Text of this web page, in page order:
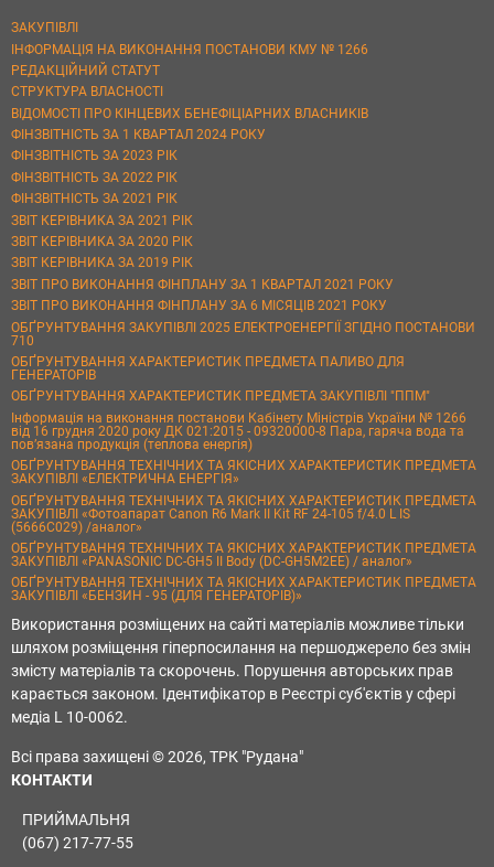
ЗАКУПІВЛІ
ІНФОРМАЦІЯ НА ВИКОНАННЯ ПОСТАНОВИ КМУ № 1266
РЕДАКЦІЙНИЙ СТАТУТ
СТРУКТУРА ВЛАСНОСТІ
ВІДОМОСТІ ПРО КІНЦЕВИХ БЕНЕФІЦІАРНИХ ВЛАСНИКІВ
ФІНЗВІТНІСТЬ ЗА 1 КВАРТАЛ 2024 РОКУ
ФІНЗВІТНІСТЬ ЗА 2023 РІК
ФІНЗВІТНІСТЬ ЗА 2022 РІК
ФІНЗВІТНІСТЬ ЗА 2021 РІК
ЗВІТ КЕРІВНИКА ЗА 2021 РІК
ЗВІТ КЕРІВНИКА ЗА 2020 РІК
ЗВІТ КЕРІВНИКА ЗА 2019 РІК
ЗВІТ ПРО ВИКОНАННЯ ФІНПЛАНУ ЗА 1 КВАРТАЛ 2021 РОКУ
ЗВІТ ПРО ВИКОНАННЯ ФІНПЛАНУ ЗА 6 МІСЯЦІВ 2021 РОКУ
ОБҐРУНТУВАННЯ ЗАКУПІВЛІ 2025 ЕЛЕКТРОЕНЕРГІЇ ЗГІДНО ПОСТАНОВИ
710
ОБҐРУНТУВАННЯ ХАРАКТЕРИСТИК ПРЕДМЕТА ПАЛИВО ДЛЯ
ГЕНЕРАТОРІВ
ОБҐРУНТУВАННЯ ХАРАКТЕРИСТИК ПРЕДМЕТА ЗАКУПІВЛІ "ППМ"
Інформація на виконання постанови Кабінету Міністрів України № 1266
від 16 грудня 2020 року ДК 021:2015 - 09320000-8 Пара, гаряча вода та
пов’язана продукція (теплова енергія)
ОБҐРУНТУВАННЯ ТЕХНІЧНИХ ТА ЯКІСНИХ ХАРАКТЕРИСТИК ПРЕДМЕТА
ЗАКУПІВЛІ «ЕЛЕКТРИЧНА ЕНЕРГІЯ»
ОБҐРУНТУВАННЯ ТЕХНІЧНИХ ТА ЯКІСНИХ ХАРАКТЕРИСТИК ПРЕДМЕТА
ЗАКУПІВЛІ «Фотоапарат Canon R6 Mark II Kit RF 24-105 f/4.0 L IS
(5666C029) /аналог»
ОБҐРУНТУВАННЯ ТЕХНІЧНИХ ТА ЯКІСНИХ ХАРАКТЕРИСТИК ПРЕДМЕТА
ЗАКУПІВЛІ «PANASONIC DC-GH5 II Body (DC-GH5M2EE) / аналог»
ОБҐРУНТУВАННЯ ТЕХНІЧНИХ ТА ЯКІСНИХ ХАРАКТЕРИСТИК ПРЕДМЕТА
ЗАКУПІВЛІ «БЕНЗИН - 95 (ДЛЯ ГЕНЕРАТОРІВ)»
Використання розміщених на сайті матеріалів можливе тільки
шляхом розміщення гіперпосилання на першоджерело без змін
змісту матеріалів та скорочень. Порушення авторських прав
карається законом. Ідентифікатор в Реєстрі суб'єктів у сфері
медіа L 10-0062.
Всі права захищені © 2026, ТРК "Рудана"
КОНТАКТИ
ПРИЙМАЛЬНЯ
(067) 217-77-55